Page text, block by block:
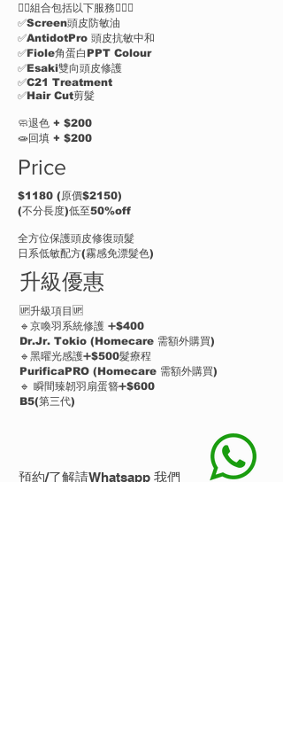
👇🏻組合包括以下服務💆🏻‍♀️
✅Screen頭皮防敏油
✅AntidotPro 頭皮抗敏中和
✅Fiole角蛋白PPT Colour
✅Esaki雙向頭皮修護
✅C21 Treatment
✅Hair Cut剪髮
🧼退色 + $200
🧫回填 + $200
Price
$1180 (原價$2150)
(不分長度)低至50%off
全方位保護頭皮修復頭髮
日系低敏配方(霧感免漂髮色)
升級優惠
🆙升級項目🆙
🔹京喚羽系統修護 ➕$400
Dr.Jr. Tokio (Homecare 需額外購買)
🔹黑曜光感護➕$500髮療程
PurificaPRO (Homecare 需額外購買)
🔹 瞬間臻韌羽扇蛋簪➕$600
B5(第三代)
預約/了解請Whatsapp 我們